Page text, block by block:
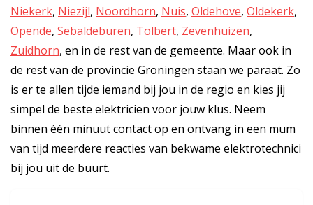
Niekerk, Niezijl, Noordhorn, Nuis, Oldehove, Oldekerk,
Opende, Sebaldeburen, Tolbert, Zevenhuizen,
Zuidhorn, en in de rest van de gemeente. Maar ook in
de rest van de provincie Groningen staan we paraat. Zo
is er te allen tijde iemand bij jou in de regio en kies jij
simpel de beste elektricien voor jouw klus. Neem
binnen één minuut contact op en ontvang in een mum
van tijd meerdere reacties van bekwame elektrotechnici
bij jou uit de buurt.